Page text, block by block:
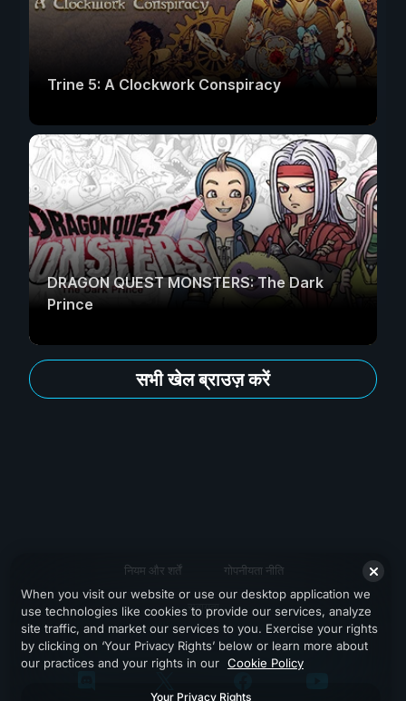
Trine 5: A Clockwork Conspiracy
DRAGON QUEST MONSTERS: The Dark
Prince
सभी खेल ब्राउज़ करें
नियम और शर्तें गोपनीयता नीति
सहायता
When you visit our website or use our desktop application we
use technologies like cookies to provide our services, analyze
site traffic, and market our services to you. Exercise your rights
by clicking on ‘Your Privacy Rights’ below or learn more about
our practices and your rights in our Cookie Policy
Your Privacy Rights